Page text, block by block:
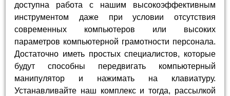
доступна работа с нашим высокоэффективным
инструментом даже при условии отсутствия
современных компьютеров или высоких
параметров компьютерной грамотности персонала.
Достаточно иметь простых специалистов, которые
будут способны передвигать компьютерный
манипулятор и нажимать на клавиатуру.
Устанавливайте наш комплекс и тогда, рассылкой